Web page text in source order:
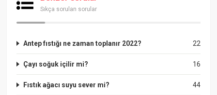
Sıkça sorulan sorular
22
Antep fıstığı ne zaman toplanır 2022?
16
Çayı soğuk içilir mi?
44
Fıstık ağacı suyu sever mi?